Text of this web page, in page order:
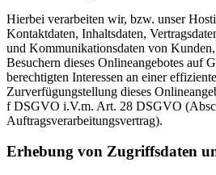
Hierbei verarbeiten wir, bzw. unser
Kontaktdaten, Inhaltsdaten,
und Kommunikationsdaten von Kunden,
Besuchern dieses Onlineangebotes auf
berechtigten Interessen an einer
Zurverfügungstellung dieses
f DSGVO i.V.m. Art. 28 DSGVO
Auftragsverarbeitungsvertrag).
Erhebung von Zugriffsdaten